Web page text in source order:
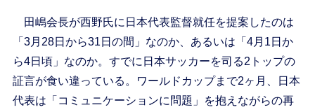
田嶋会長が西野氏に日本代表監督就任を提案したのは
「3月28日から31日の間」なのか、あるいは「4月1日か
ら4日頃」なのか。すでに日本サッカーを司る2トップの
証言が食い違っている。ワールドカップまで2ヶ月、日本
代表は「コミュニケーションに問題」を抱えながらの再